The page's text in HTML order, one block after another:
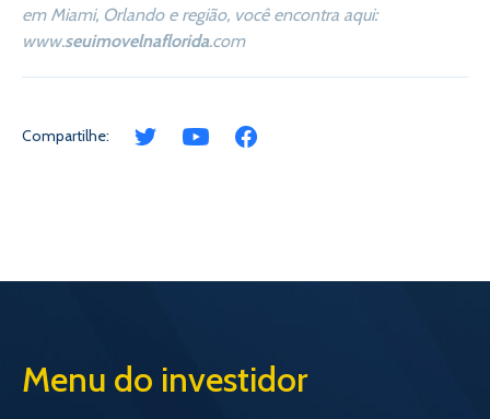
em Miami, Orlando e região, você encontra aqui:
www.seuimovelnaflorida.com
Compartilhe:
Menu do investidor